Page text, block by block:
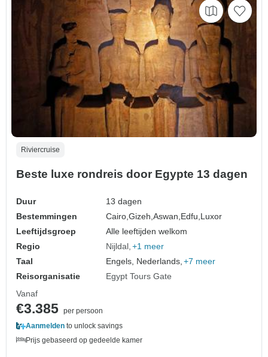
Riviercruise
Beste luxe rondreis door Egypte 13 dagen
Duur
13 dagen
Bestemmingen
Cairo,Gizeh,Aswan, Edfu, Luxor
Leeftijdsgroep
Alle leeftijden welkom
Regio
Nijldal +1 meer
Taal
Engels, Nederlands, +7 meer
Reisorganisatie
Egypt Tours Gate
Vanaf
€3.385 per persoon
Aanmelden to unlock savings
Prijs gebaseerd op gedeelde kamer